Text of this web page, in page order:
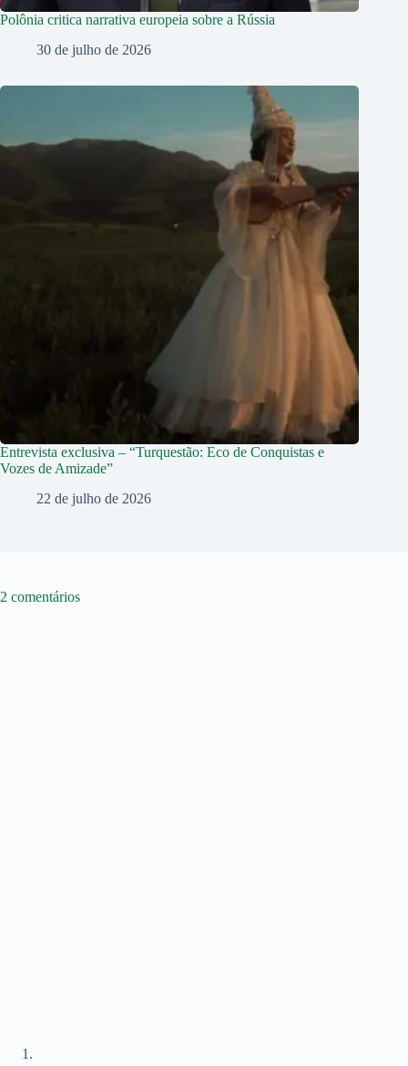
Polônia critica narrativa europeia sobre a Rússia
30 de julho de 2026
Entrevista exclusiva – “Turquestão: Eco de Conquistas e
Vozes de Amizade”
22 de julho de 2026
2 comentários